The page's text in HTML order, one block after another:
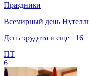
Праздники
Всемирный день
День эрудита и еще +16
ПТ
6